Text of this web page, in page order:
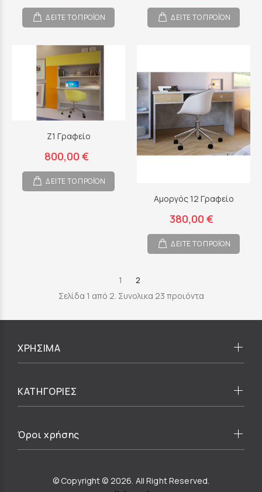
ΔΕΙΤΕ ΤΟ ΠΡΟΪΟΝ ΔΕΙΤΕ ΤΟ ΠΡΟΪΟΝ
Ζ1 Γραφείο
800,00 €
ΔΕΙΤΕ ΤΟ ΠΡΟΪΟΝ
Αμοργός 12 Γραφείο
380,00 €
ΔΕΙΤΕ ΤΟ ΠΡΟΪΟΝ
1
2
Σελίδα 1 από 2. Συνολικα 23 προιόντα
ΧΡΗΣΙΜΑ
ΚΑΤΗΓΟΡΙΕΣ
Όροι χρήσης
© Copyright © 2026. All Right Reserved.